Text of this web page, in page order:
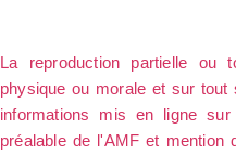
La reproduction partielle ou
physique ou morale et sur
informations mis en ligne
préalable de l'AMF et mention